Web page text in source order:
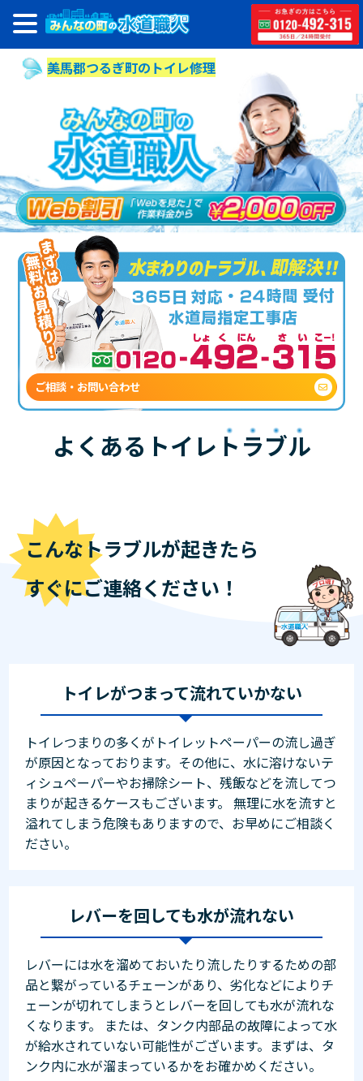
美馬郡つるぎ町のトイレ修理
ご相談・お問い合わせ
よくあるトイレ トラブル
こんなトラブルが起きたら
すぐにご連絡ください！
トイレがつまって流れていかない
トイレつまりの多くがトイレットペーパーの流し過ぎ
が原因となっております。その他に、水に溶けないテ
ィシュペーパーやお掃除シート、残飯などを流してつ
まりが起きるケースもございます。 無理に水を流すと
溢れてしまう危険もありますので、お早めにご相談く
ださい。
レバーを回しても水が流れない
レバーには水を溜めておいたり流したりするための部
品と繋がっているチェーンがあり、劣化などによりチ
ェーンが切れてしまうとレバーを回しても水が流れな
くなります。 または、タンク内部品の故障によって水
が給水されていない可能性がございます。まずは、タ
ンク内に水が溜まっているかをお確かめください。